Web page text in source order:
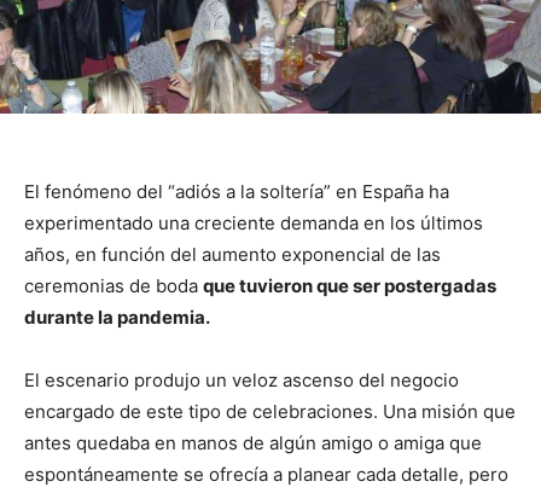
El fenómeno del “adiós a la soltería” en España ha
experimentado una creciente demanda en los últimos
años, en función del aumento exponencial de las
ceremonias de boda que tuvieron que ser postergadas
durante la pandemia.
El escenario produjo un veloz ascenso del negocio
encargado de este tipo de celebraciones. Una misión que
antes quedaba en manos de algún amigo o amiga que
espontáneamente se ofrecía a planear cada detalle, pero